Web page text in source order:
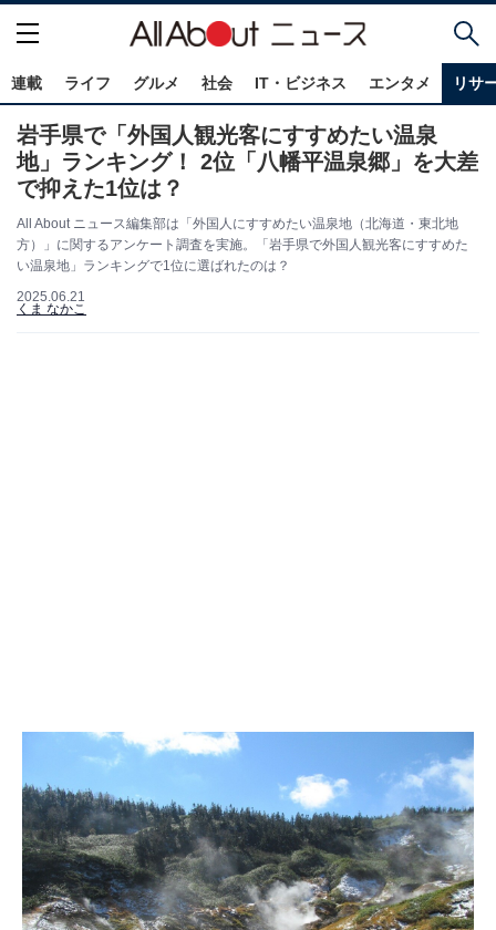
連載 ライフ グルメ 社会 IT・ビジネス エンタメ リサ
岩手県で「外国人観光客にすすめたい温泉
地」ランキング！ 2位「八幡平温泉郷」を大差
で抑えた1位は？
All About ニュース編集部は「外国人にすすめたい温泉地（北海道・東北地
方）」に関するアンケート調査を実施。「岩手県で外国人観光客にすすめた
い温泉地」ランキングで1位に選ばれたのは？
2025.06.21
くま なかこ